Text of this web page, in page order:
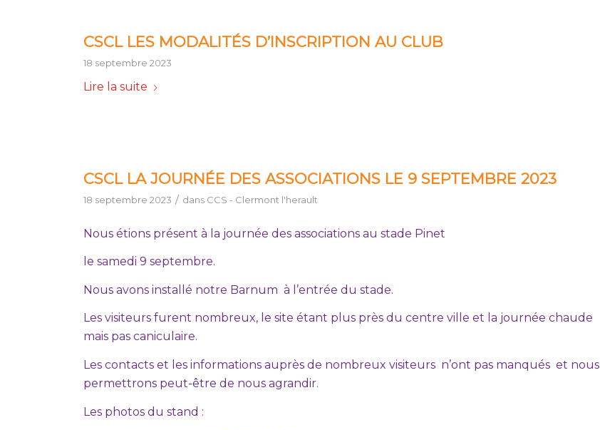
CSCL LES MODALITÉS D’INSCRIPTION AU CLUB
18 septembre 2023
Lire la suite
CSCL LA JOURNÉE DES ASSOCIATIONS LE 9 SEPTEMBRE 2023
18 septembre 2023 / dans CCS - Clermont l'herault
Nous étions présent à la journée des associations au stade Pinet
le samedi 9 septembre.
Nous avons installé notre Barnum à l’entrée du stade.
Les visiteurs furent nombreux, le site étant plus près du centre ville et la journée chaude
mais pas caniculaire.
Les contacts et les informations auprès de nombreux visiteurs n’ont pas manqués et nous
permettrons peut-être de nous agrandir.
Les photos du stand :